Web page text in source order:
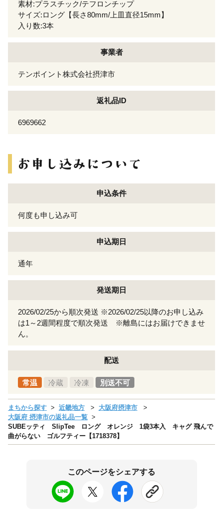
素材:プラスチック/テフロンチップ
サイズ:ロング【長さ80mm/上皿直径15mm】
入り数:3本
事業者
テンポイント株式会社摂津市
返礼品ID
6969662
申込条件
何度も申し込み可
申込期日
通年
発送期日
2026/02/25から順次発送 ※2026/02/25以降のお申し込み
は1～2週間程度で順次発送 ※離島にはお届けできませ
ん。
配送
常温 冷蔵 冷凍 別送不可
まちから探す 近畿地方
大阪府摂津市
大阪府 摂津市の返礼品一覧
SUBEッティ SlipTee ロング オレンジ 1袋3本入 キャグ 飛んで
曲がらない ゴルフティー【1718378】
このページをシェアする